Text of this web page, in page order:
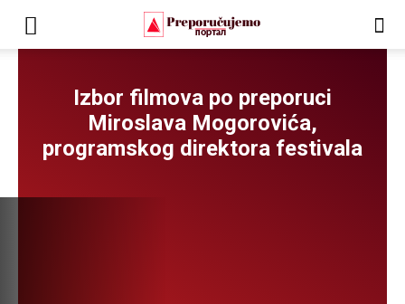
Izbor filmova po preporuci
Miroslava Mogorovića,
programskog direktora festivala